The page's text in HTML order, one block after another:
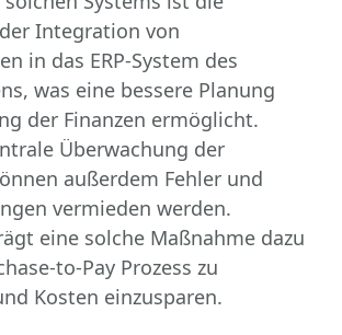
Integration von
in das ERP-System des
was eine bessere Planung
der Finanzen ermöglicht.
Überwachung der
außerdem Fehler und
vermieden werden.
eine solche Maßnahme dazu
to-Pay Prozess zu
Kosten einzusparen.